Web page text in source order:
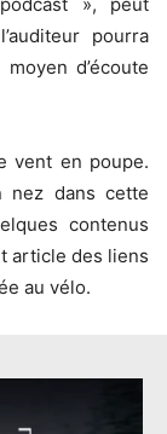
pourra
d’écoute
vent en poupe.
nez dans cette
contenus
article des liens
au vélo.